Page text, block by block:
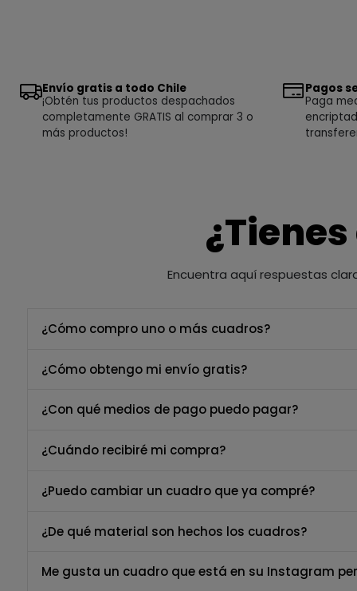
Envío gratis a todo Chile
¡Obtén tus productos despachados
completamente GRATIS al comprar 3 o
más productos!
Pagos
Paga
Encuentra aquí respuestas
¿Cómo compro uno o más cuadros?
¿Cómo obtengo mi envío gratis?
¿Con qué medios de pago puedo pagar?
¿Cuándo recibiré mi compra?
¿Puedo cambiar un cuadro que ya compré?
¿De qué material son hechos los cuadros?
Me gusta un cuadro que está en su Instagram